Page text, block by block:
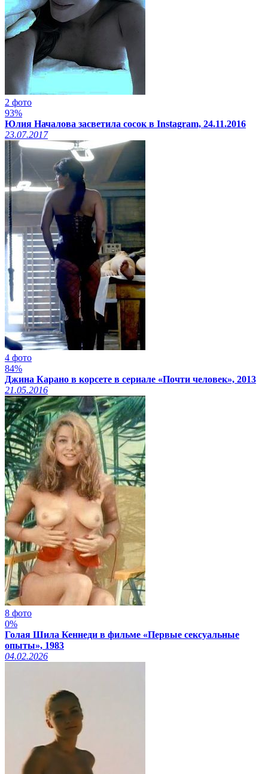
2 фото
93%
Юлия Началова засветила сосок в Instagram, 24.11.2016
23.07.2017
4 фото
84%
Джина Карано в корсете в сериале «Почти человек», 2013
21.05.2016
8 фото
0%
Голая Шила Кеннеди в фильме «Первые сексуальные
опыты», 1983
04.02.2026